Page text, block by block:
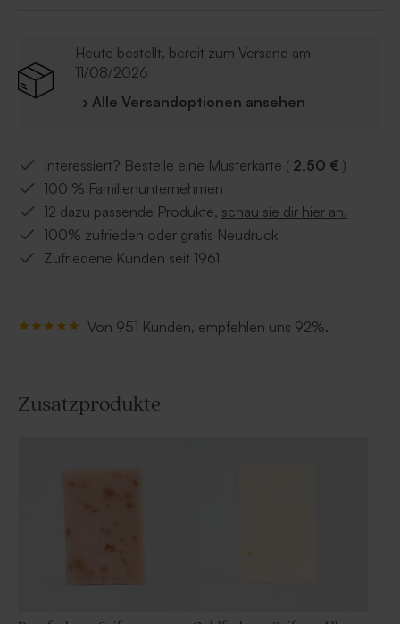
werden diese spätestens am nächsten Werktag
versandt.
Heute bestellt, bereit zum Versand am
11/08/2026
› Alle Versandoptionen ansehen
Interessiert? Bestelle eine Musterkarte ( 2,50 € )
100 % Familienunternehmen
12 dazu passende Produkte, schau sie dir hier an.
100% zufrieden oder gratis Neudruck
Zufriedene Kunden seit 1961
Von 951 Kunden, empfehlen uns 92%.
Zusatzprodukte